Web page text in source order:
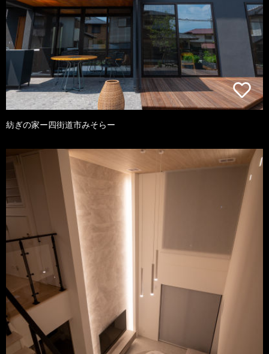
紡ぎの家ー四街道市みそらー